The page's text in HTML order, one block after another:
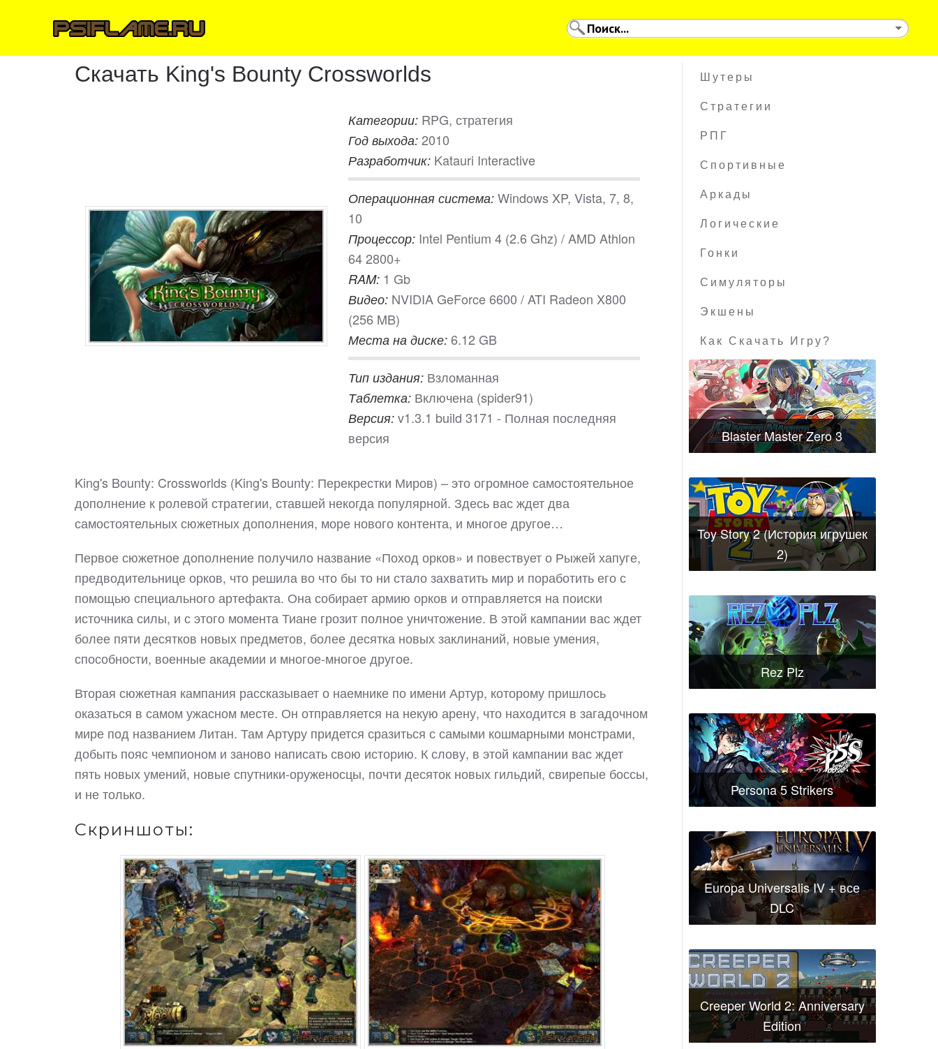
Скачать King's Bounty Crossworlds
Категории: RPG, стратегия
Год выхода: 2010
Разработчик: Katauri Interactive
Операционная система: Windows XP, Vista, 7, 8,
10
Процессор: Intel Pentium 4 (2.6 Ghz) / AMD Athlon
64 2800+
RAM: 1 Gb
Видео: NVIDIA GeForce 6600 / ATI Radeon X800
(256 MB)
Места на диске: 6.12 GB
Тип издания: Взломанная
Таблетка: Включена (spider91)
Версия: v1.3.1 build 3171 - Полная последняя
версия
King's Bounty: Crossworlds (King's Bounty: Перекрестки Миров) – это огромное самостоятельное
дополнение к ролевой стратегии, ставшей некогда популярной. Здесь вас ждет два
самостоятельных сюжетных дополнения, море нового контента, и многое другое…
Первое сюжетное дополнение получило название «Поход орков» и повествует о Рыжей хапуге,
предводительнице орков, что решила во что бы то ни стало захватить мир и поработить его с
помощью специального артефакта. Она собирает армию орков и отправляется на поиски
источника силы, и с этого момента Тиане грозит полное уничтожение. В этой кампании вас ждет
более пяти десятков новых предметов, более десятка новых заклинаний, новые умения,
способности, военные академии и многое-многое другое.
Вторая сюжетная кампания рассказывает о наемнике по имени Артур, которому пришлось
оказаться в самом ужасном месте. Он отправляется на некую арену, что находится в загадочном
мире под названием Литан. Там Артуру придется сразиться с самыми кошмарными монстрами,
добыть пояс чемпионом и заново написать свою историю. К слову, в этой кампании вас ждет
пять новых умений, новые спутники-оруженосцы, почти десяток новых гильдий, свирепые боссы,
и не только.
Скриншоты:
Шутеры
Стратегии
РПГ
Спортивные
Аркады
Логические
Гонки
Симуляторы
Экшены
Как Скачать Игру?
Blaster Master Zero 3
Toy Story 2 (История игрушек
2)
Rez Plz
Persona 5 Strikers
Europa Universalis IV + все
DLC
Creeper World 2: Anniversary
Edition